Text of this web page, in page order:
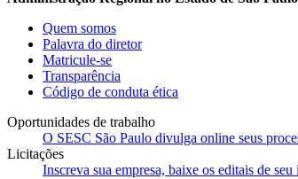
Quem somos
Palavra do diretor
Matricule-se
Transparência
Código de conduta ética
Oportunidades de trabalho
O SESC São Paulo divulga online seus
Licitações
Inscreva sua empresa, baixe os editais de